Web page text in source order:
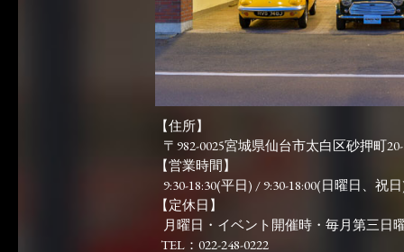
【住所】
〒982-0025宮城県仙台市太白区砂押町
【営業時間】
9:30-18:30(平日) / 9:30-18:00(日曜日、祝日
【定休日】
月曜日・イベント開催時・毎月第三日
TEL：022-248-0222